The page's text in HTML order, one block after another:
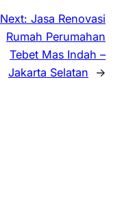
Next: Jasa Renovasi
Rumah Perumahan
Tebet Mas Indah –
Jakarta Selatan
→